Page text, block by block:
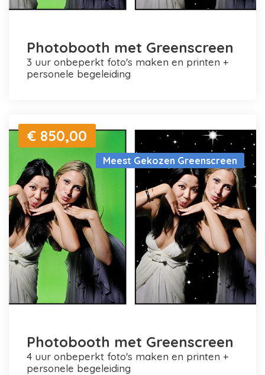
Photobooth met Greenscreen
3 uur onbeperkt foto's maken en printen +
personele begeleiding
Meest Gekozen Greenscreen
€ 850,00
Photobooth met Greenscreen
4 uur onbeperkt foto's maken en printen +
personele begeleiding